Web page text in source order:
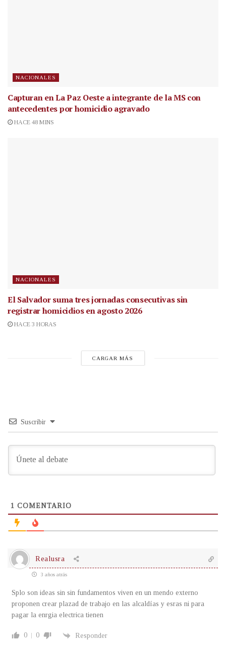
NACIONALES
Capturan en La Paz Oeste a integrante de la MS con
antecedentes por homicidio agravado
HACE 48 MINS
NACIONALES
El Salvador suma tres jornadas consecutivas sin
registrar homicidios en agosto 2026
HACE 3 HORAS
CARGAR MÁS
Suscribir
1 COMENTARIO
Realusra
3 años atrás
Splo son ideas sin sin fundamentos viven en un mendo externo
proponen crear plazad de trabajo en las alcaldías y esras ni para
pagar la enrgia electrica tienen
0 0 Responder